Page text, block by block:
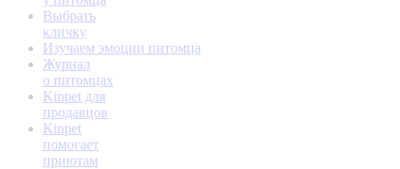
Выбрать
кличку
Изучаем эмоции питомца
Журнал
о питомцах
Kinpet для
продавцов
Kinpet
помогает
приютам